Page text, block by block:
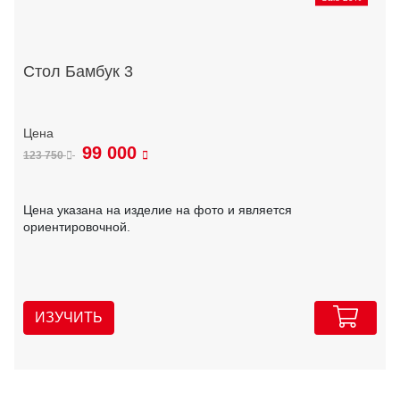
Стол Бамбук 3
123 750 99 000
Цена указана на изделие на фото и является
ориентировочной.
ИЗУЧИТЬ